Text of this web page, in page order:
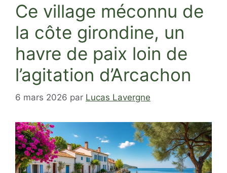
Ce village méconnu de
la côte girondine, un
havre de paix loin de
l’agitation d’Arcachon
6 mars 2026 par Lucas Lavergne